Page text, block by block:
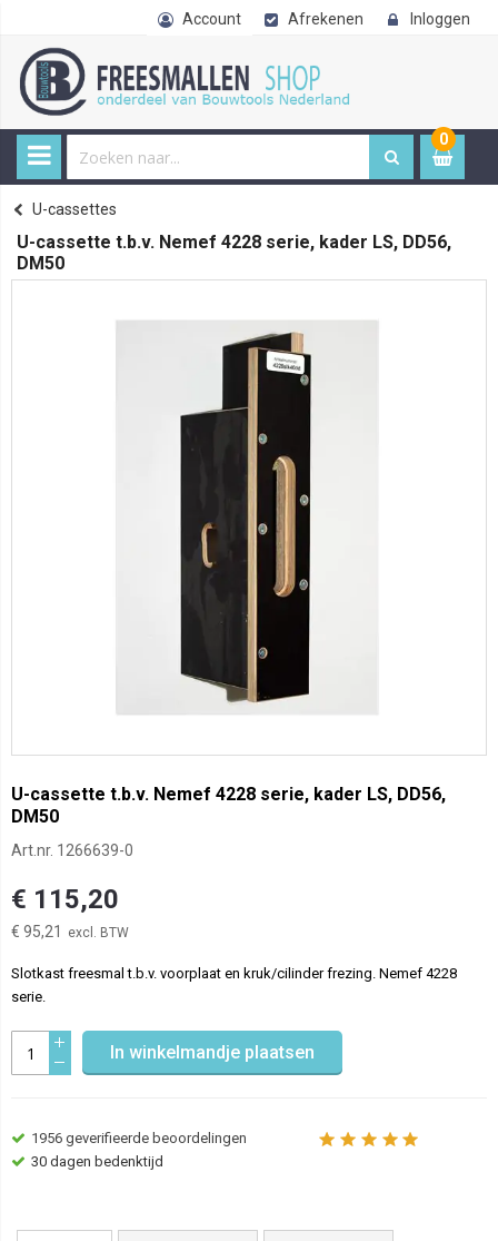
Account Afrekenen Inloggen
0
item
Home
Freesmallen
U-cassettes
U-cassette t.b.v. Nemef 4228 serie, kader LS, DD56,
DM50
U-cassette t.b.v. Nemef 4228 serie, kader LS, DD56,
DM50
Art.nr. 1266639-0
€ 115,20
€ 95,21
Slotkast freesmal t.b.v. voorplaat en kruk/cilinder frezing. Nemef 4228
serie.
In winkelmandje plaatsen
1956 geverifieerde beoordelingen
30 dagen bedenktijd